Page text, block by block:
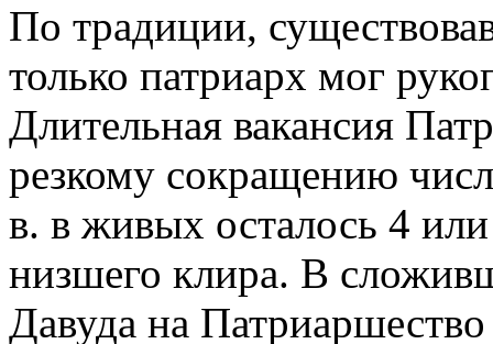
По традиции,
только патриарх мог
Длительная вакансия
резкому сокращению
в. в живых осталось 4
низшего клира. В
Давуда на Патриаршество